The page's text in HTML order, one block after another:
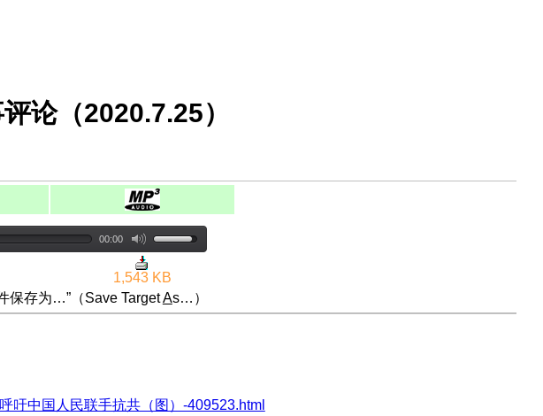
论（2020.7.25）
00:00
1,543 KB
保存为…”（Save TargetAs…）
吁中国人民联手抗共（图）-409523.html